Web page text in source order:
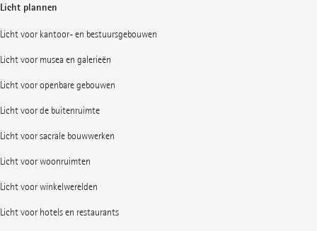
Licht plannen
Licht voor kantoor- en bestuursgebouwen
Licht voor musea en galerieën
Licht voor openbare gebouwen
Licht voor de buitenruimte
Licht voor sacrale bouwwerken
Licht voor woonruimten
Licht voor winkelwerelden
Licht voor hotels en restaurants